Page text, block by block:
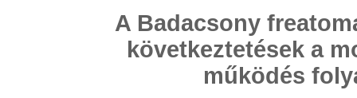
A Badacsony
következtetések a
működés